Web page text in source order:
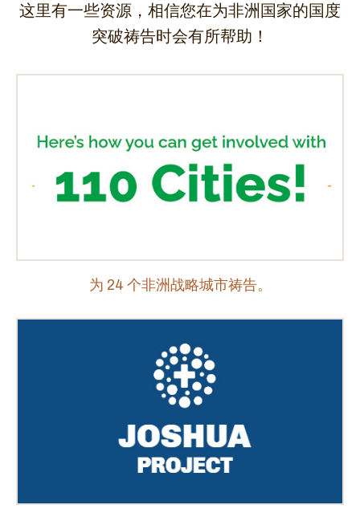
这里有一些资源，相信您在为非洲国家的国度
突破祷告时会有所帮助！
为 24 个非洲战略城市祷告。